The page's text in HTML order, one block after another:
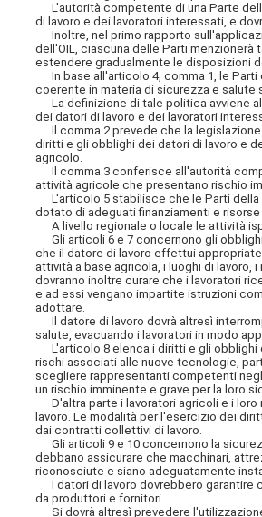
L'autorità competente di una Parte
di lavoro e dei lavoratori interessati, e
Inoltre, nel primo rapporto
dell'OIL, ciascuna delle Parti
estendere gradualmente le disposizioni
In base all'articolo 4, comma 1, le Parti
coerente in materia di sicurezza e salute
La definizione di tale politica avviene
dei datori di lavoro e dei lavoratori
Il comma 2 prevede che la
diritti e gli obblighi dei datori di lavoro e
agricolo.
Il comma 3 conferisce all'autorità
attività agricole che presentano rischio
L'articolo 5 stabilisce che le Parti della
dotato di adeguati finanziamenti e risorse
A livello regionale o locale le attività
Gli articoli 6 e 7 concernono gli
che il datore di lavoro effettui
attività a base agricola, i luoghi di
dovranno inoltre curare che i lavoratori
e ad essi vengano impartite istruzioni
adottare.
Il datore di lavoro dovrà altresì
salute, evacuando i lavoratori in modo
L'articolo 8 elenca i diritti e gli obblighi
rischi associati alle nuove tecnologie,
scegliere rappresentanti competenti
un rischio imminente e grave per la loro
D'altra parte i lavoratori agricoli e i loro
lavoro. Le modalità per l'esercizio dei
dai contratti collettivi di lavoro.
Gli articoli 9 e 10 concernono la
debbano assicurare che macchinari,
riconosciute e siano adeguatamente
I datori di lavoro dovrebbero garantire
da produttori e fornitori.
Si dovrà altresì prevedere